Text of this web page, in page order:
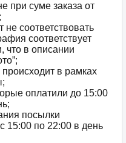
при суме заказа от
соответствовать
соответствует
что в описании
в рамках
оплатили до 15:00
посылки
15:00 по 22:00 в день